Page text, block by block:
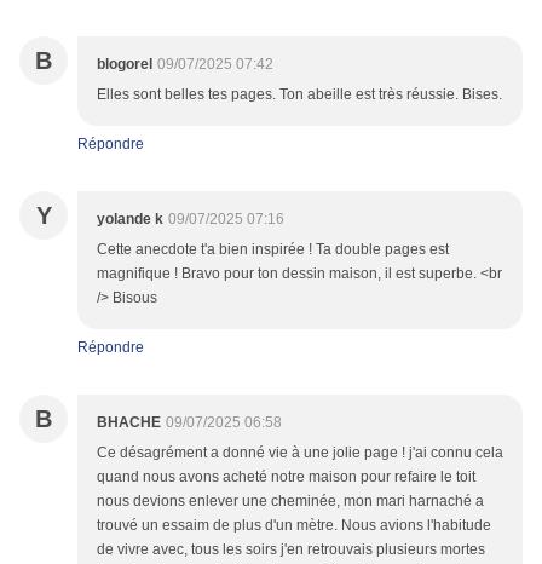
B blogorel 09/07/2025 07:42
Elles sont belles tes pages. Ton abeille est très réussie. Bises.
Répondre
Y yolande k 09/07/2025 07:16
Cette anecdote t'a bien inspirée ! Ta double pages est
magnifique ! Bravo pour ton dessin maison, il est superbe. <br
/> Bisous
Répondre
B BHACHE 09/07/2025 06:58
Ce désagrément a donné vie à une jolie page ! j'ai connu cela
quand nous avons acheté notre maison pour refaire le toit
nous devions enlever une cheminée, mon mari harnaché a
trouvé un essaim de plus d'un mètre. Nous avions l'habitude
de vivre avec, tous les soirs j'en retrouvais plusieurs mortes